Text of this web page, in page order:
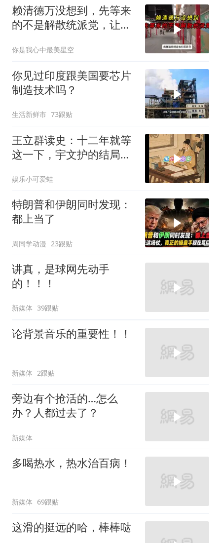
赖清德万没想到，先等来
的不是解散统派党，让民
你是我心中最美星空
你见过印度跟美国要芯片
制造技术吗？
生活新鲜市 73跟贴
王立群读史：十二年就等
这一下，宇文护的结局你
娱乐小可爱蛙
特朗普和伊朗同时发现：
都上当了
周同学动漫 23跟贴
讲真，是球网先动手
的！！！
新媒体 39跟贴
论背景音乐的重要性！！
新媒体 2跟贴
旁边有个抢活的…怎么
办？人都过去了？
新媒体
多喝热水，热水治百病！
新媒体 69跟贴
这滑的挺远的哈，棒棒哒